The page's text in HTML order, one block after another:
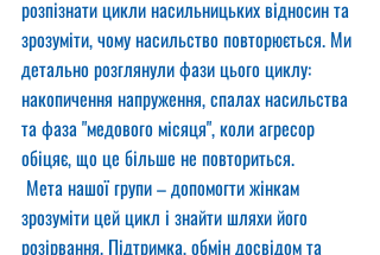
розпізнати цикли насильницьких відносин та
зрозуміти, чому насильство повторюється. Ми
детально розглянули фази цього циклу:
накопичення напруження, спалах насильства
та фаза "медового місяця", коли агресор
обіцяє, що це більше не повториться.
Мета нашої групи – допомогти жінкам
зрозуміти цей цикл і знайти шляхи його
розірвання. Підтримка, обмін досвідом та